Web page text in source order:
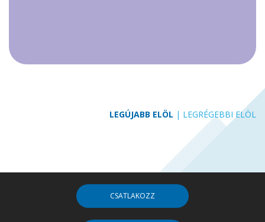
LEGÚJABB ELÖL | LEGRÉGEBBI ELÖL
CSATLAKOZZ